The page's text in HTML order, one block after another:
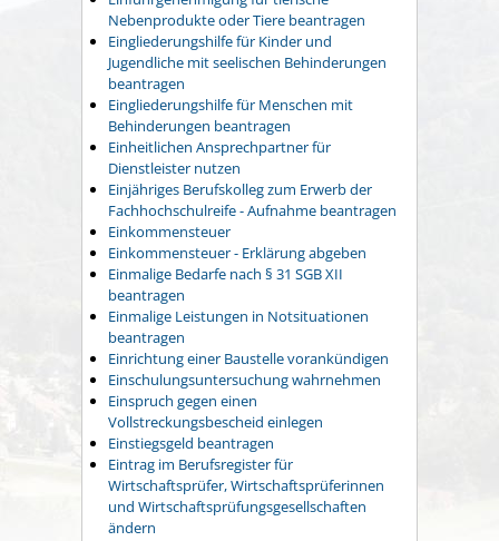
Nebenprodukte oder Tiere beantragen
Eingliederungshilfe für Kinder und
Jugendliche mit seelischen Behinderungen
beantragen
Eingliederungshilfe für Menschen mit
Behinderungen beantragen
Einheitlichen Ansprechpartner für
Dienstleister nutzen
Einjähriges Berufskolleg zum Erwerb der
Fachhochschulreife - Aufnahme beantragen
Einkommensteuer
Einkommensteuer - Erklärung abgeben
Einmalige Bedarfe nach § 31 SGB XII
beantragen
Einmalige Leistungen in Notsituationen
beantragen
Einrichtung einer Baustelle vorankündigen
Einschulungsuntersuchung wahrnehmen
Einspruch gegen einen
Vollstreckungsbescheid einlegen
Einstiegsgeld beantragen
Eintrag im Berufsregister für
Wirtschaftsprüfer, Wirtschaftsprüferinnen
und Wirtschaftsprüfungsgesellschaften
ändern